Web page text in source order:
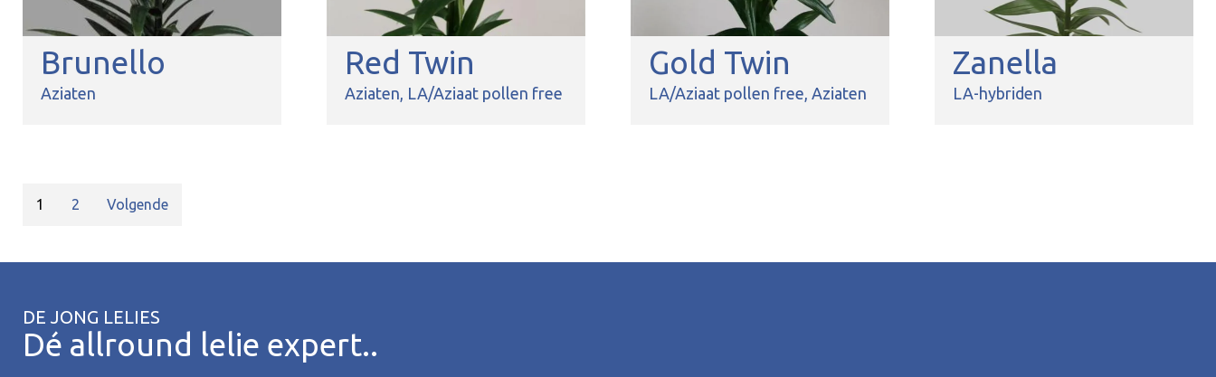
Brunello
Aziaten
Red Twin
Aziaten LA/Aziaat pollen free
Gold Twin
LA/Aziaat pollen free Aziaten
Zanella
LA-hybriden
1 2 Volgende
DE JONG LELIES
Dé allround lelie expert..